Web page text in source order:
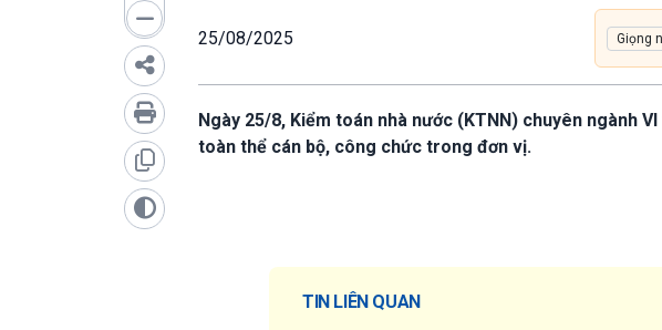
25/08/2025
Ngày 25/8, Kiểm toán nhà nước (KTNN) chuyên ngành
toàn thể cán bộ, công chức trong đơn vị.
TIN LIÊN QUAN